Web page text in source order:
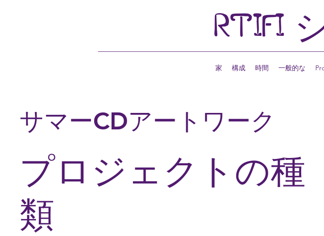
RTIFI
家 構成 時間 一般的な
サマーCDアートワーク
プロジェクトの種
類